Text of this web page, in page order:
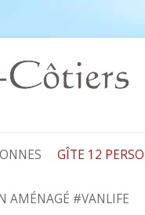
GÎTE 12
AMÉNAGÉ #VANLIFE